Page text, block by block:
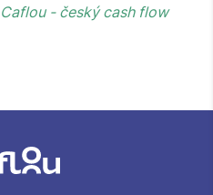
Caflou - český cash flow